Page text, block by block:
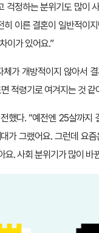
걱정하는 분위기도 많이
히 이른 결혼이 일반적이
이가 있어요.”
가 개방적이지 않아서
적령기로 여겨지는 것 같
했다. “예전엔 25살까지
가 그랬어요. 그런데 요
요. 사회 분위기가 많이 바